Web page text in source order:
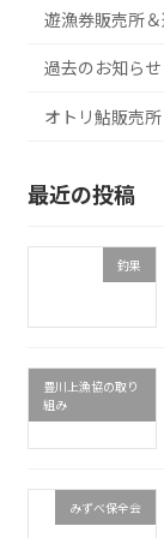
遊漁券販売所
過去のお知らせ
オトリ鮎販売所
最近の投稿
釣果
豊川上漁協の取り
組み
みずべ保全会